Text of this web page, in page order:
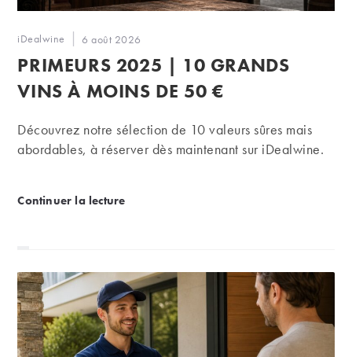
Auteur/autrice
la
publication :
iDealwine
Publication
publiée :
6 août 2026
PRIMEURS 2025 | 10 GRANDS
VINS À MOINS DE 50 €
Découvrez notre sélection de 10 valeurs sûres mais
abordables, à réserver dès maintenant sur iDealwine.
Continuer la lecturePrimeurs 2025 | 10 grands vins à moins de 50 €